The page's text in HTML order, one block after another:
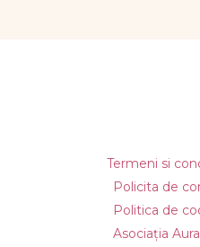
Termeni si
Policita de
Politica de
Asociația